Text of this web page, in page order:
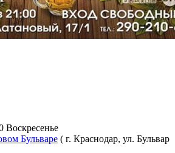
Воскресенье
Бульваре ( г. Краснодар, ул. Бульвар